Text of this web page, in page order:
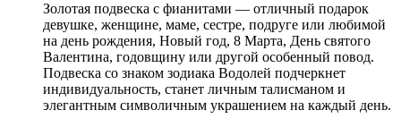
Золотая подвеска с фианитами — отличный подарок
девушке, женщине, маме, сестре, подруге или любимой
на день рождения, Новый год, 8 Марта, День святого
Валентина, годовщину или другой особенный повод.
Подвеска со знаком зодиака Водолей подчеркнет
индивидуальность, станет личным талисманом и
элегантным символичным украшением на каждый день.